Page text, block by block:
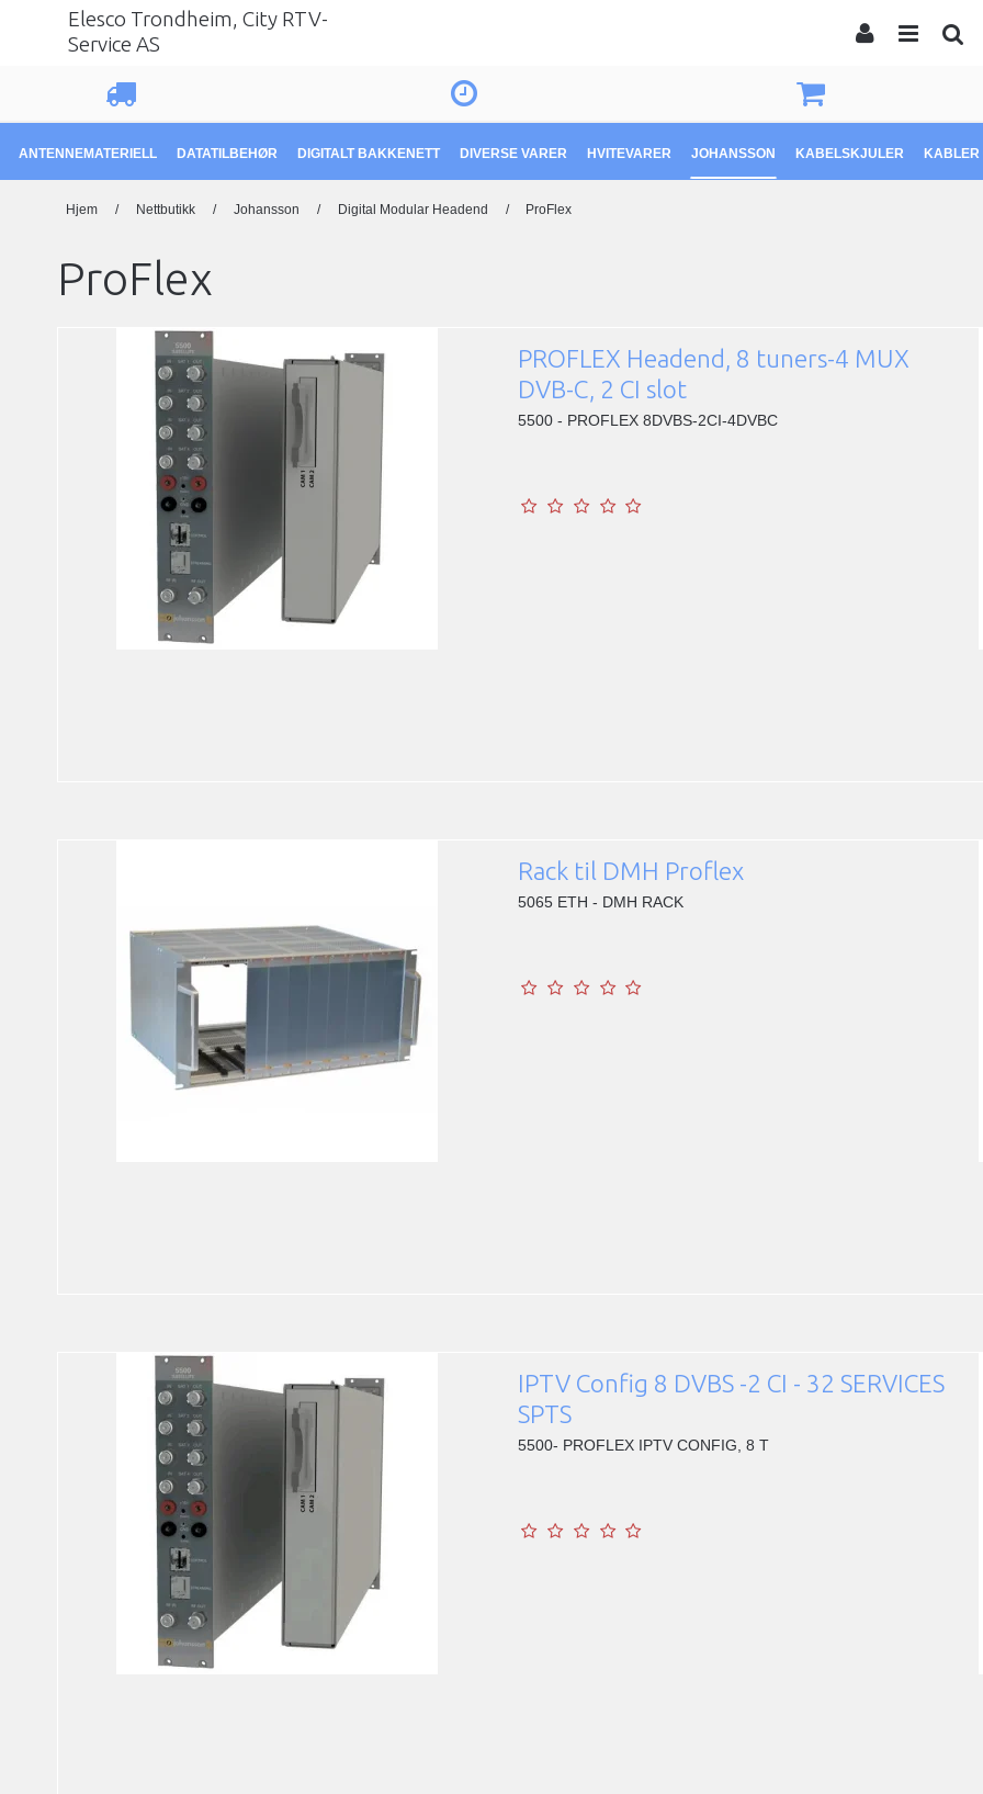
Elesco Trondheim, City RTV-
Service AS
ANTENNEMATERIELL DATATILBEHØR DIGITALT BAKKENETT DIVERSE VARER HVITEVARER JOHANSSON KABELSKJULER KABLER
Hjem / Nettbutikk / Johansson / Digital Modular Headend / ProFlex
ProFlex
PROFLEX Headend, 8 tuners-4 MUX
DVB-C, 2 CI slot
5500 - PROFLEX 8DVBS-2CI-4DVBC
Rack til DMH Proflex
5065 ETH - DMH RACK
IPTV Config 8 DVBS -2 CI - 32 SERVICES
SPTS
5500- PROFLEX IPTV CONFIG, 8 T